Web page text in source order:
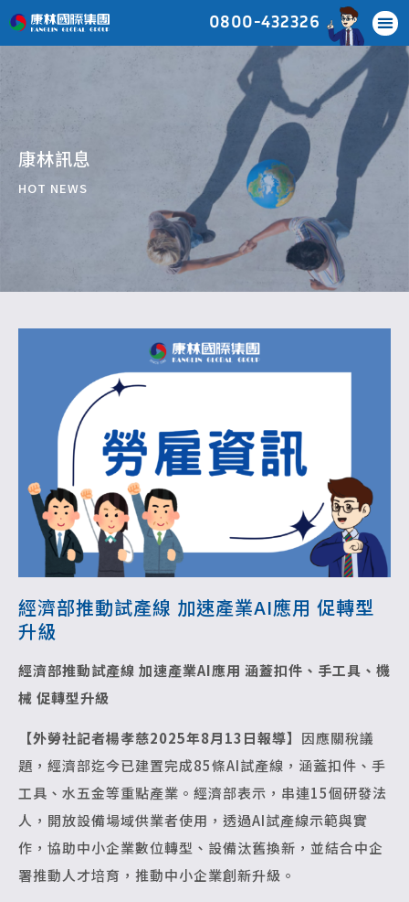
0800-432326
康林訊息
HOT NEWS
經濟部推動試產線 加速產業AI應用 促轉型
升級
經濟部推動試產線 加速產業AI應用 涵蓋扣件、手工具、機
械 促轉型升級
【外勞社記者楊孝慈2025年8月13日報導】 因應關稅議
題，經濟部迄今已建置完成85條AI試產線，涵蓋扣件、手
工具、水五金等重點產業。經濟部表示，串連15個研發法
人，開放設備場域供業者使用，透過AI試產線示範與實
作，協助中小企業數位轉型、設備汰舊換新，並結合中企
署推動人才培育，推動中小企業創新升級。